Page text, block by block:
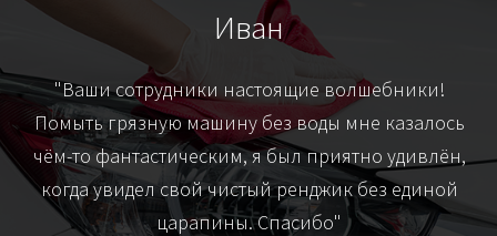
Иван
"Ваши сотрудники настоящие волшебники!
Помыть грязную машину без воды мне казалось
чём-то фантастическим, я был приятно удивлён,
когда увидел свой чистый ренджик без единой
царапины. Спасибо"